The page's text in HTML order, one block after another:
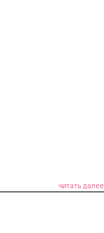
читать далее